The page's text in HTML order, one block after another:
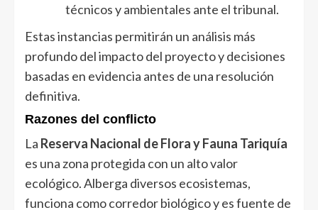
técnicos y ambientales ante el tribunal.
Estas instancias permitirán un análisis más
profundo del impacto del proyecto y decisiones
basadas en evidencia antes de una resolución
definitiva.
Razones del conflicto
La Reserva Nacional de Flora y Fauna Tariquía
es una zona protegida con un alto valor
ecológico. Alberga diversos ecosistemas,
funciona como corredor biológico y es fuente de